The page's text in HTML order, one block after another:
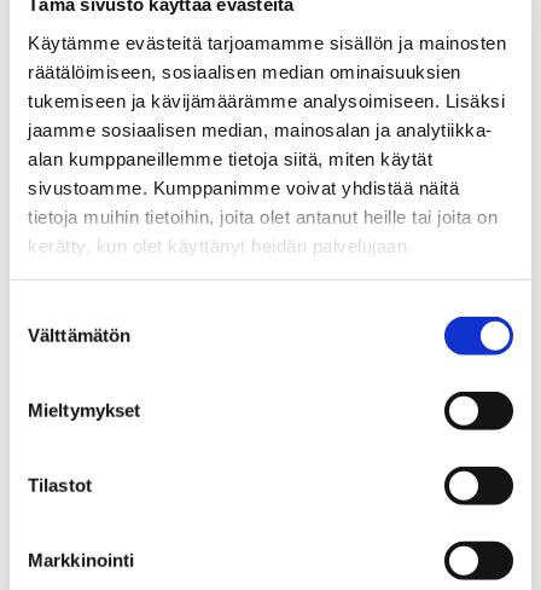
Käytämme evästeitä tarjoamamme sisällön ja mainosten
räätälöimiseen, sosiaalisen median ominaisuuksien
tukemiseen ja kävijämäärämme analysoimiseen. Lisäksi
jaamme sosiaalisen median, mainosalan ja analytiikka-
alan kumppaneillemme tietoja siitä, miten käytät
sivustoamme. Kumppanimme voivat yhdistää näitä
tietoja muihin tietoihin, joita olet antanut heille tai joita on
kerätty, kun olet käyttänyt heidän palvelujaan.
valinta
Välttämätön
Mieltymykset
Tilastot
Markkinointi
asiantuntijaa. Konferenssin Social Issues
in Management -divisioona tutkii
sosiaalisia kysymyksiä, instituutioita,
vuorovaikutusta ja näiden vaikutusta
johtamiseen.
Jouni Juntunen
Uusi innovaatiojohtamisen apulaisprofessori Jouni
K. Juntunen: systeemiset innovaatiot välttämättömiä